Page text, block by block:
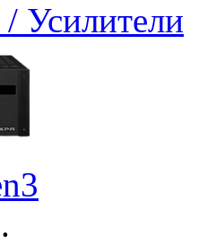
Усилители